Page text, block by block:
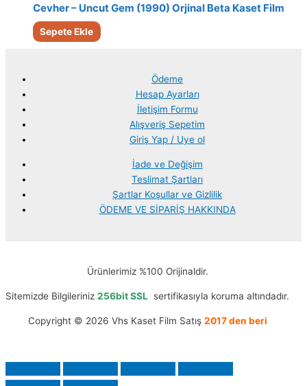
Cevher – Uncut Gem (1990) Orjinal Beta Kaset Film
Sepete Ekle
Ödeme
Hesap Ayarları
İletişim Formu
Alışveriş Sepetim
Giriş Yap / Uye ol
İade ve Değişim
Teslimat Şartları
Şartlar Koşullar ve Gizlilik
ÖDEME VE SİPARİŞ HAKKINDA
Ürünlerimiz %100 Orijinaldir.
Sitemizde Bilgileriniz 256bit SSL sertifikasıyla koruma altındadır.
Copyright © 2026 Vhs Kaset Film Satış 2017 den beri